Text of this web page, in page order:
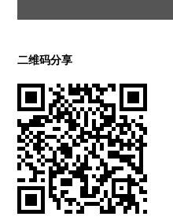
二维码分享